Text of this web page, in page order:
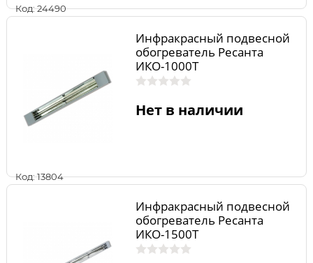
Код: 24490
Код: 13804
Инфракрасный подвесной
обогреватель Ресанта
ИКО-1000T
Нет в наличии
Инфракрасный подвесной
обогреватель Ресанта
ИКО-1500T